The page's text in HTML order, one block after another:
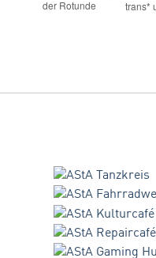
der Rotunde
trans*